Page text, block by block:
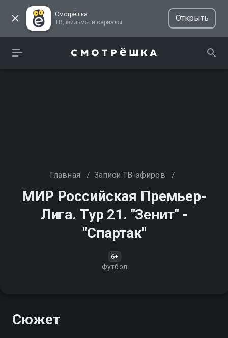
Смотрёшка
ТВ, фильмы и сериалы
Открыть
Главная / Записи ТВ-эфиров /
МИР Российская Премьер-
Лига. Тур 21. "Зенит" -
"Спартак"
6+
Футбол
Сюжет